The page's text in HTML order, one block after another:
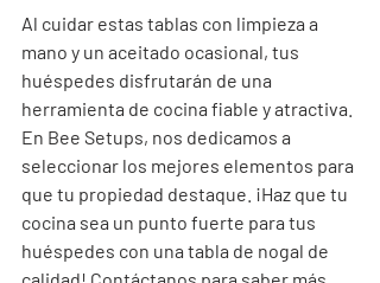
Al cuidar estas tablas con limpieza a
mano y un aceitado ocasional, tus
huéspedes disfrutarán de una
herramienta de cocina fiable y atractiva.
En Bee Setups, nos dedicamos a
seleccionar los mejores elementos para
que tu propiedad destaque. ¡Haz que tu
cocina sea un punto fuerte para tus
huéspedes con una tabla de nogal de